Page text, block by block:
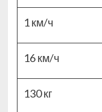
1 км/ч
16 км/ч
130 кг